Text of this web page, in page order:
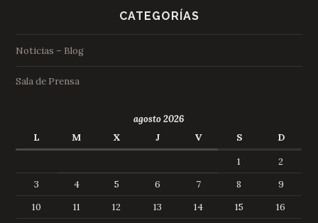
CATEGORÍAS
Noticias – Blog
Sala de Prensa
agosto 2026
L
M X J V S
D
1
2
3
4 5 6 7 8
9
10
11 12 13 14 15
16